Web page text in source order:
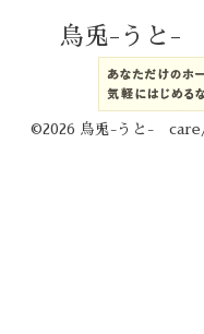
烏兎-うと-
©2026 烏兎-うと-